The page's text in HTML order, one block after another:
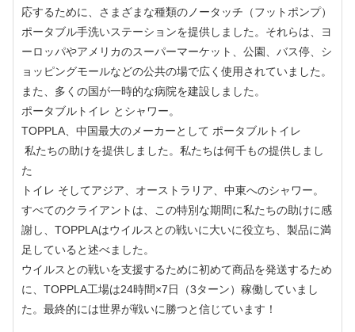
応するために、さまざまな種類のノータッチ（フットポンプ）
ポータブル手洗いステーションを提供しました。それらは、ヨ
ーロッパやアメリカのスーパーマーケット、公園、バス停、シ
ョッピングモールなどの公共の場で広く使用されていました。
また、多くの国が一時的な病院を建設しました。
ポータブルトイレ とシャワー。
TOPPLA、中国最大のメーカーとして ポータブルトイレ
私たちの助けを提供しました。私たちは何千もの提供しまし
た
トイレ そしてアジア、オーストラリア、中東へのシャワー。
すべてのクライアントは、この特別な期間に私たちの助けに感
謝し、TOPPLAはウイルスとの戦いに大いに役立ち、製品に満
足していると述べました。
ウイルスとの戦いを支援するために初めて商品を発送するため
に、TOPPLA工場は24時間×7日（3ターン）稼働していまし
た。最終的には世界が戦いに勝つと信じています！